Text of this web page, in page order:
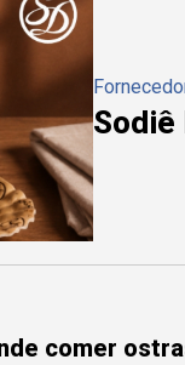
Sodiê
comer